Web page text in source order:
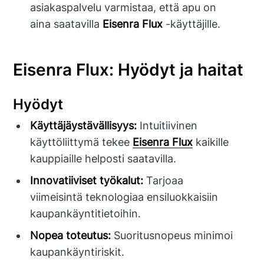
asiakaspalvelu varmistaa, että apu on
aina saatavilla Eisenra Flux -käyttäjille.
Eisenra Flux: Hyödyt ja haitat
Hyödyt
Käyttäjäystävällisyys: Intuitiivinen
käyttöliittymä tekee Eisenra Flux kaikille
kauppiaille helposti saatavilla.
Innovatiiviset työkalut: Tarjoaa
viimeisintä teknologiaa ensiluokkaisiin
kaupankäyntitietoihin.
Nopea toteutus: Suoritusnopeus minimoi
kaupankäyntiriskit.